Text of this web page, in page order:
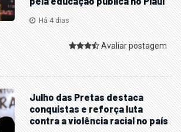
Há 4 dias
Avaliar postagem
Julho das Pretas destaca
conquistas e reforça luta
contra a violência racial no país